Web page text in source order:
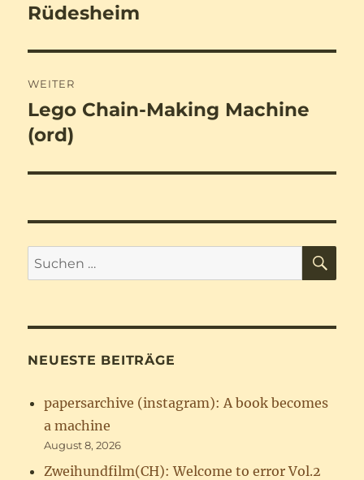
Beitrag:
Rüdesheim
WEITER
Nächster
Beitrag:
Lego Chain-Making Machine
(ord)
Suchen
nach:
NEUESTE BEITRÄGE
papersarchive (instagram): A book becomes
a machine
August 8, 2026
Zweihundfilm(CH): Welcome to error Vol.2